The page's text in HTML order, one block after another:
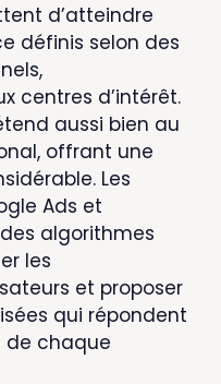
d’atteindre
définis selon des
centres d’intérêt.
aussi bien au
offrant une
Les
Ads et
algorithmes
les
et proposer
qui répondent
de chaque